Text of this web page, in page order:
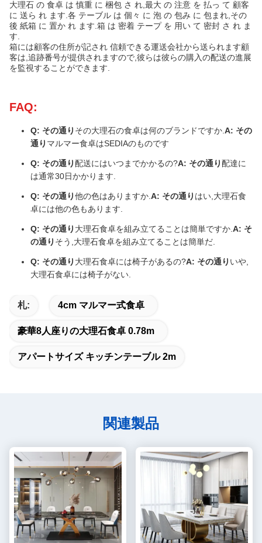
大理石 の 食卓 は 慎重 に 梱包 さ れ,最大 の 注意 を 払っ て 顧客
に 送ら れ ます.各 テーブル は 個々 に 泡 の 包み に 包まれ,その
後 紙箱 に 置か れ ます.箱 は 密着 テープ を 用い て 密封 さ れ ま
す.
箱には顧客の住所が記され 信頼できる運送会社から送られます顧
客は,追跡番号が提供されますので,彼らは彼らの購入の配送の進展
を監視することができます.
FAQ:
Q: その通り その大理石の食卓は何のブランドですか. A: その
通り マルマー食卓はSEDIAのものです
Q: その通り配送にはいつまでかかるの?A: その通り配達に
は通常30日かかります.
Q: その通り他の色はありますか. A: その通り はい,大理石食
卓には他の色もあります.
Q: その通り 大理石食卓を組み立てることは簡単ですか. A: そ
の通り そう,大理石食卓を組み立てることは簡単だ.
Q: その通り 大理石食卓には椅子があるの?A: その通り いや,
大理石食卓には椅子がない.
札: 4cm マルマー式食卓
豪華8人座りの大理石食卓 0.78m
アパートサイズ キッチンテーブル 2m
関連製品